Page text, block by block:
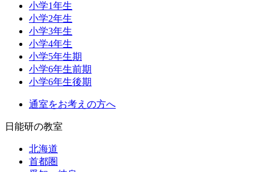
小学1年生
小学2年生
小学3年生
小学4年生
小学5年生期
小学6年生前期
小学6年生後期
通室をお考えの方へ
日能研の教室
北海道
首都圏